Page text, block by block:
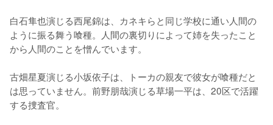
白石隼也演じる西尾錦は、カネキらと同じ学校に通い人間の
ように振る舞う喰種。人間の裏切りによって姉を失ったこと
から人間のことを憎んでいます。
古畑星夏演じる小坂依子は、トーカの親友で彼女が喰種だと
は思っていません。前野朋哉演じる草場一平は、20区で活躍
する捜査官。